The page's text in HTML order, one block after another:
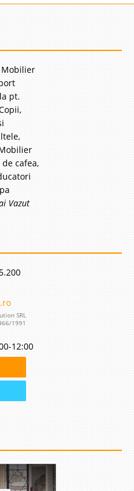
pt.
cafea,
Vazut
SRL
1991
12:00